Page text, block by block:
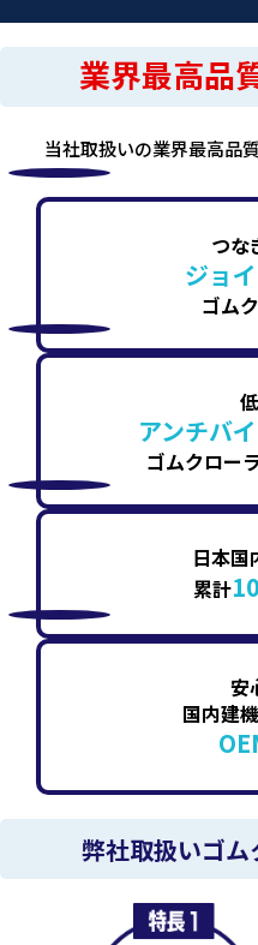
業界最高品
当社取扱いの業界最高品
つな
ジョ
ゴム
アンチバ
ゴムクロー
日本国
累計
安
国内建
弊社取扱いゴ